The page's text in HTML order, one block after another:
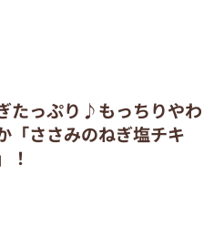
たっぷり♪もっちりやわ
「ささみのねぎ塩チキ
！